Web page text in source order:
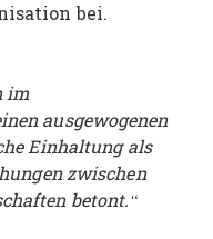
bei.
im
ausgewogenen
Einhaltung als
zwischen
betont.“